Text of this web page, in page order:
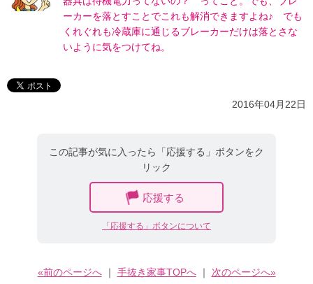
ーカーを落とすことでこれも解消できますよね♪ でも
くれぐれも冷蔵庫に通じるブレーカーだけは落とさな
いように気をつけてね。
2016年04月22日
この記事が気に入ったら「応援する」ボタンをク
リック
応援する
「応援する」ボタンについて
«前のページへ｜ 手抜き家事TOPへ｜ 次のページへ»